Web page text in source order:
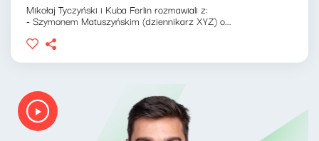
Mikołaj Tyczyński i Kuba Ferlin rozmawiali z:
- Szymonem Matuszyńskim (dziennikarz XYZ) o...